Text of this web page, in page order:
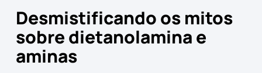
Desmistificando os mitos
sobre dietanolamina e
aminas